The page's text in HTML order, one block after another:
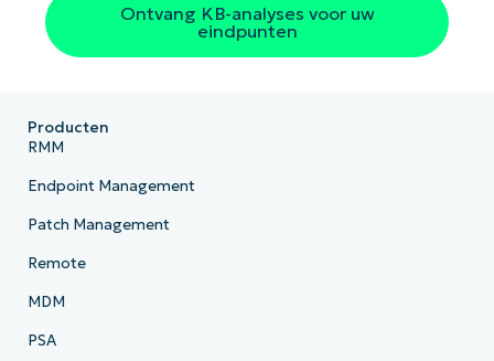
Ontvang KB-analyses voor uw
eindpunten
Producten
RMM
Endpoint Management
Patch Management
Remote
MDM
PSA